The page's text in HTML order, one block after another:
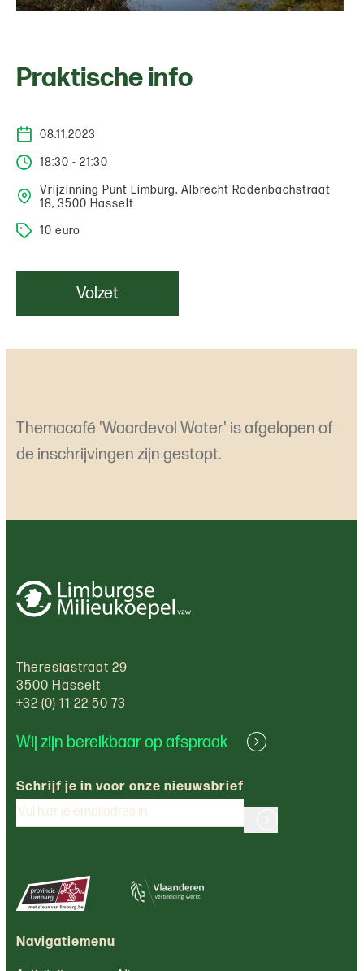
Praktische info
08.11.2023
18:30 - 21:30
Vrijzinning Punt Limburg, Albrecht Rodenbachstraat
18, 3500 Hasselt
10 euro
Volzet
Themacafé 'Waardevol Water' is afgelopen of
de inschrijvingen zijn gestopt.
Theresiastraat 29
3500 Hasselt
+32 (0) 11 22 50 73
Wij zijn bereikbaar op afspraak
Schrijf je in voor onze nieuwsbrief
Navigatiemenu